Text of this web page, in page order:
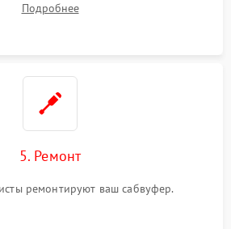
Подробнее
5. Ремонт
ремонтируют ваш сабвуфер.